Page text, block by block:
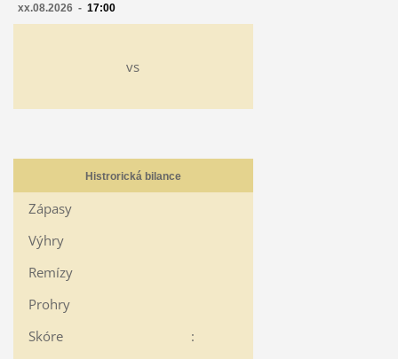
xx.08.2026 - 17:00
vs
Histrorická bilance
Zápasy
Výhry
Remízy
Prohry
Skóre
: